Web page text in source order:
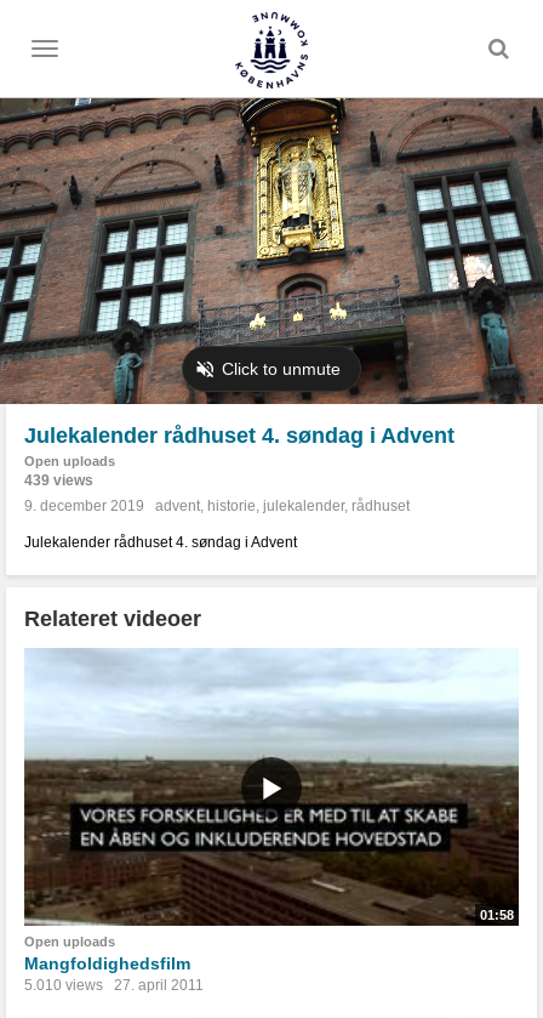
Toggle
Julekalender rådhuset 4. søndag i Advent
Open uploads
439 views
9. december 2019
advent, historie, julekalender, rådhuset
Julekalender rådhuset 4. søndag i Advent
Relateret videoer
01:58
Open uploads
Mangfoldighedsfilm
5.010 views 27. april 2011